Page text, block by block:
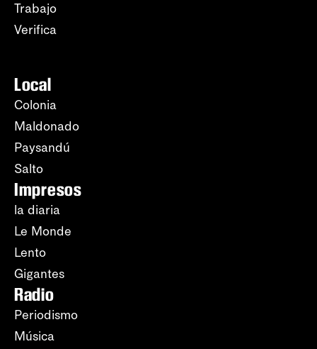
Trabajo
Verifica
Local
Colonia
Maldonado
Paysandú
Salto
Impresos
la diaria
Le Monde
Lento
Gigantes
Radio
Periodismo
Música